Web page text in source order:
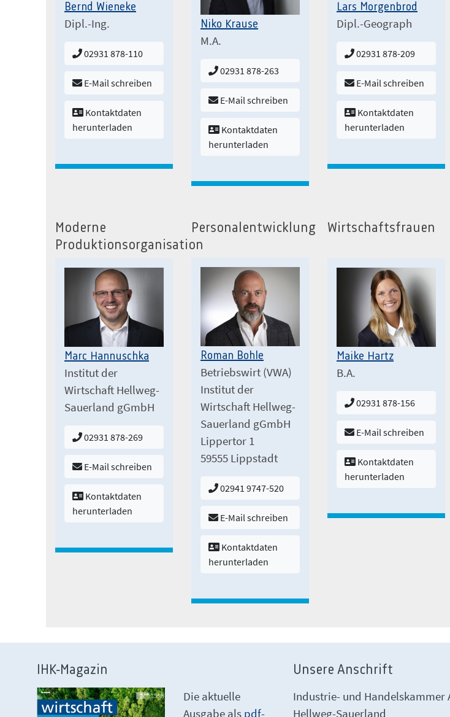
Bernd Wieneke
Dipl.-Ing.
02931 878-110
E-Mail schreiben
Kontaktdaten
herunterladen
Niko Krause
M.A.
02931 878-263
E-Mail schreiben
Kontaktdaten
herunterladen
Lars Morgenbrod
Dipl.-Geograph
02931 878-209
E-Mail schreiben
Kontaktdaten
herunterladen
Moderne
Produktionsorganisation
Marc Hannuschka
Institut der
Wirtschaft Hellweg-
Sauerland gGmbH
02931 878-269
E-Mail schreiben
Kontaktdaten
herunterladen
Personalentwicklung
Roman Bohle
Betriebswirt (VWA)
Institut der
Wirtschaft Hellweg-
Sauerland gGmbH
Lippertor 1
59555 Lippstadt
02941 9747-520
E-Mail schreiben
Kontaktdaten
herunterladen
Wirtschaftsfrauen
Maike Hartz
B.A.
02931 878-156
E-Mail schreiben
Kontaktdaten
herunterladen
IHK-Magazin
Die aktuelle
Ausgabe als pdf-
Unsere Anschrift
Industrie- und Handelskammer
Hellweg-Sauerland